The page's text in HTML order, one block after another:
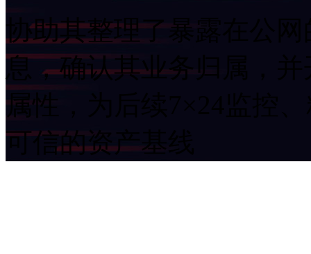
协助其整理了暴露在公
息，确认其业务归属
属性，为后续7×24监控
可信的资产基线